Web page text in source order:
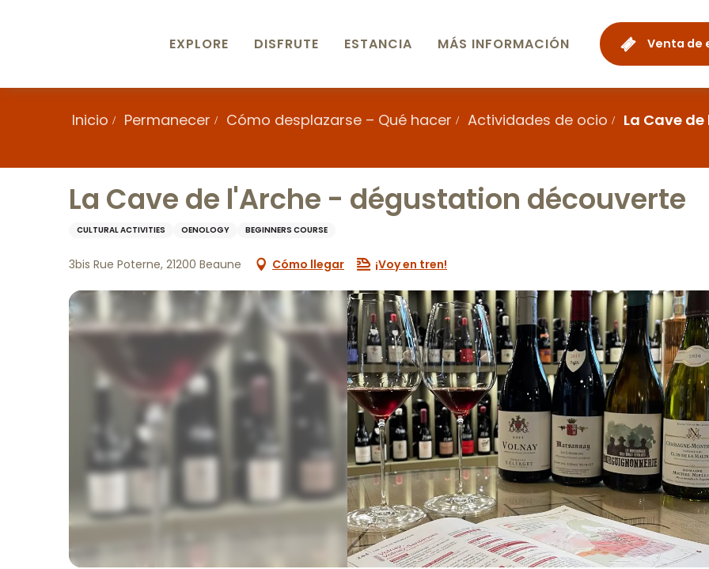
Venta de
EXPLORE DISFRUTE ESTANCIA MÁS INFORMACIÓN
Inicio Permanecer Cómo desplazarse – Qué hacer Actividades de ocio La Cave
La Cave de l'Arche - dégustation découverte
CULTURAL ACTIVITIES OENOLOGY BEGINNERS COURSE
3bis Rue Poterne, 21200 Beaune Cómo llegar ¡Voy en tren!